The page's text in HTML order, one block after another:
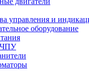
управления и
оборудование
ЧПУ